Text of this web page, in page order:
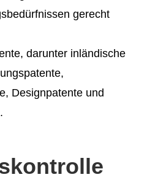
gerecht
darunter inländische
Designpatente und